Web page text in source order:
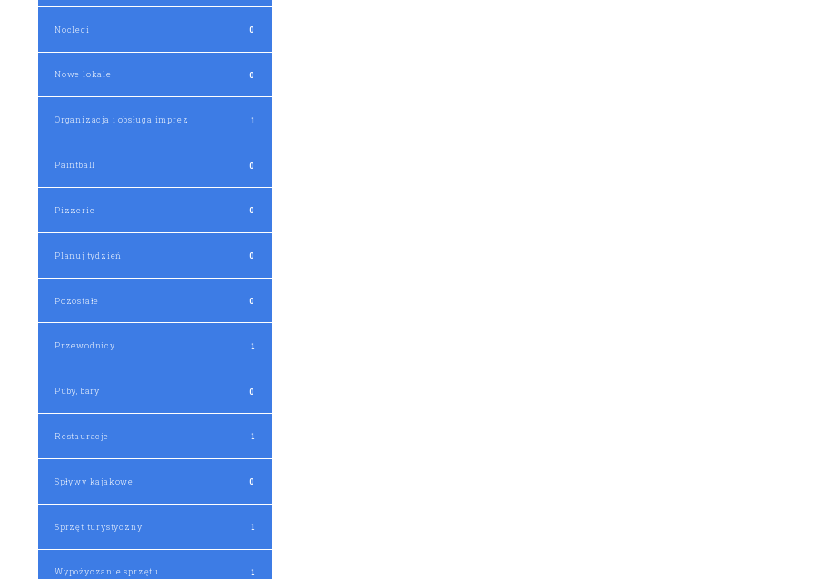
Noclegi 0
Nowe lokale 0
Organizacja i obsługa imprez 1
Paintball 0
Pizzerie 0
Planuj tydzień 0
Pozostałe 0
Przewodnicy 1
Puby, bary 0
Restauracje 1
Spływy kajakowe 0
Sprzęt turystyczny 1
Wypożyczanie sprzętu 1